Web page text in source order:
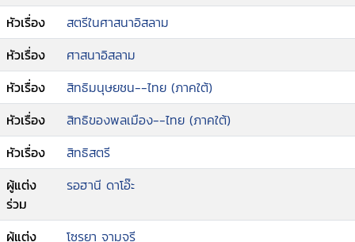
หัวเรื่อง
สตรีในศาสนาอิสลาม
หัวเรื่อง
ศาสนาอิสลาม
หัวเรื่อง
สิทธิมนุษยชน--ไทย (ภาคใต้)
หัวเรื่อง
สิทธิของพลเมือง--ไทย (ภาคใต้)
หัวเรื่อง
สิทธิสตรี
ผู้แต่ง
ร่วม
รอฮานี ดาโอ๊ะ
ผู้แต่ง
โซรยา จามจุรี